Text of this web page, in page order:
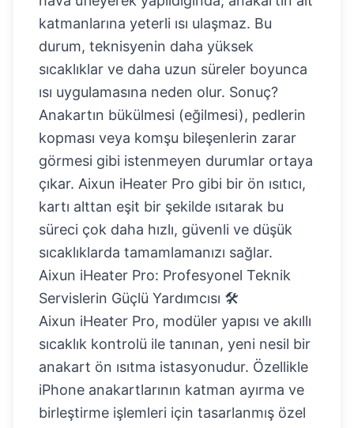
katmanlarına yeterli ısı ulaşmaz. Bu
durum, teknisyenin daha yüksek
sıcaklıklar ve daha uzun süreler boyunca
ısı uygulamasına neden olur. Sonuç?
Anakartın bükülmesi (eğilmesi), pedlerin
kopması veya komşu bileşenlerin zarar
görmesi gibi istenmeyen durumlar ortaya
çıkar. Aixun iHeater Pro gibi bir ön ısıtıcı,
kartı alttan eşit bir şekilde ısıtarak bu
süreci çok daha hızlı, güvenli ve düşük
sıcaklıklarda tamamlamanızı sağlar.
Aixun iHeater Pro: Profesyonel Teknik
Servislerin Güçlü Yardımcısı 🛠️
Aixun iHeater Pro, modüler yapısı ve akıllı
sıcaklık kontrolü ile tanınan, yeni nesil bir
anakart ön ısıtma istasyonudur. Özellikle
iPhone anakartlarının katman ayırma ve
birleştirme işlemleri için tasarlanmış özel